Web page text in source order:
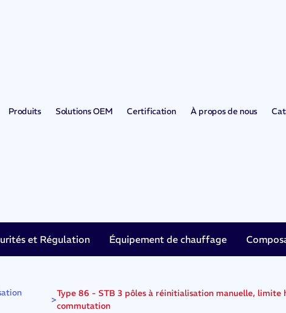
Produits Solutions OEM Certification À propos de nous
et Régulation Équipement de chauffage
>
Type 86 - STB 3 pôles à réinitialisation manuelle,
commutation